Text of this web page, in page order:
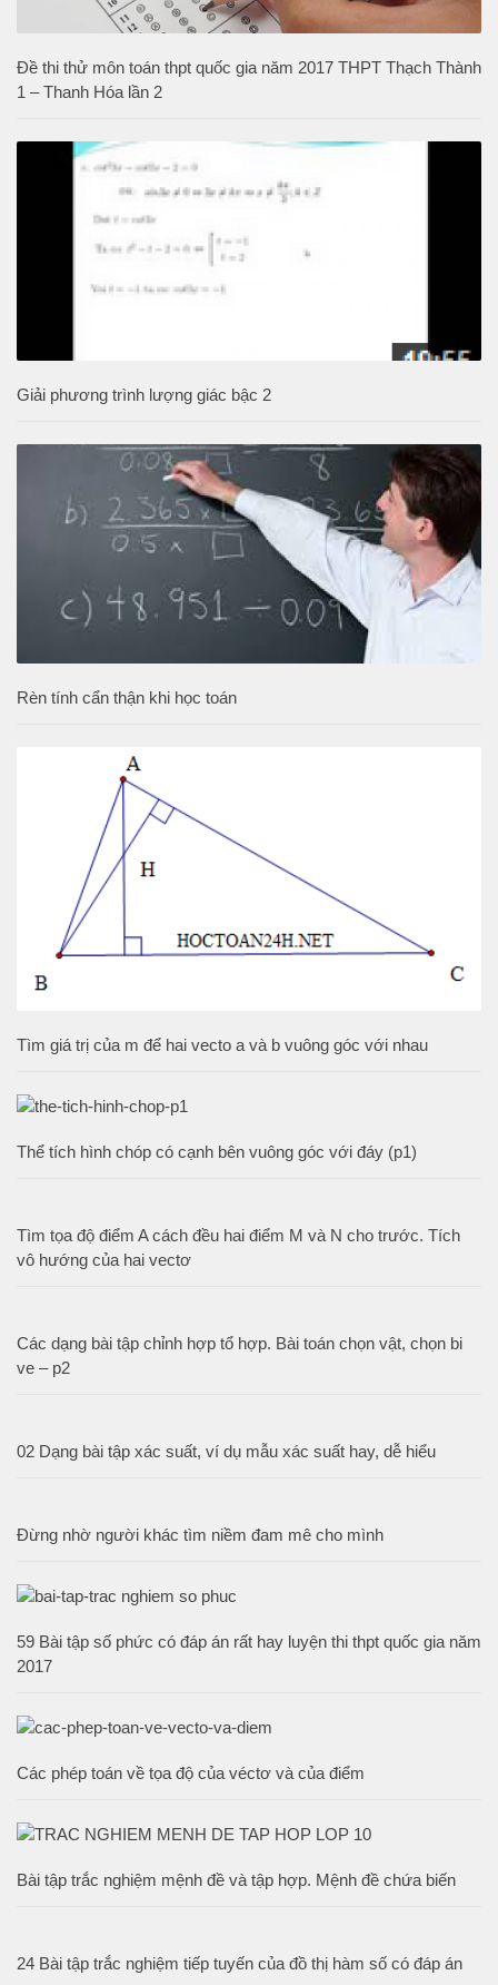
Đề thi thử môn toán thpt quốc gia năm 2017 THPT Thạch Thành
1 – Thanh Hóa lần 2
Giải phương trình lượng giác bậc 2
Rèn tính cẩn thận khi học toán
Tìm giá trị của m để hai vecto a và b vuông góc với nhau
Thể tích hình chóp có cạnh bên vuông góc với đáy (p1)
Tìm tọa độ điểm A cách đều hai điểm M và N cho trước. Tích
vô hướng của hai vectơ
Các dạng bài tập chỉnh hợp tổ hợp. Bài toán chọn vật, chọn bi
ve – p2
02 Dạng bài tập xác suất, ví dụ mẫu xác suất hay, dễ hiểu
Đừng nhờ người khác tìm niềm đam mê cho mình
59 Bài tập số phức có đáp án rất hay luyện thi thpt quốc gia năm
2017
Các phép toán về tọa độ của véctơ và của điểm
Bài tập trắc nghiệm mệnh đề và tập hợp. Mệnh đề chứa biến
24 Bài tập trắc nghiệm tiếp tuyến của đồ thị hàm số có đáp án